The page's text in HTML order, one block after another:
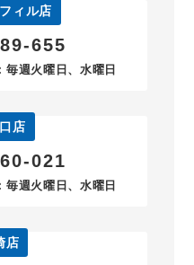
ィル店
655
週火曜日、水曜日
店
021
週火曜日、水曜日
店